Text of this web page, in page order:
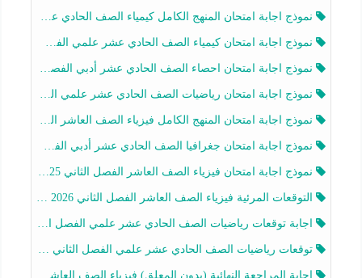
نموذج اجابة امتحان المنهج الكامل كيمياء الصف الحادي عشر علمي الفصل الثاني 2025-2026
نموذج اجابة امتحان كيمياء الصف الحادي عشر علمي الفصل الثاني 2025-2026
نموذج اجابة امتحان احصاء الصف الحادي عشر أدبي الفصل الثاني 2025-2026
نموذج اجابة امتحان رياضيات الصف الحادي عشر علمي الفصل الثاني 2025-2026
نموذج اجابة امتحان المنهج الكامل فيزياء الصف العاشر الفصل الثاني 2025-2026
نموذج اجابة امتحان جغرافيا الصف الحادي عشر أدبي الفصل الثاني 2025-2026
نموذج اجابة امتحان فيزياء الصف العاشر الفصل الثاني 2025-2026
التوقعات المرئية فيزياء الصف العاشر الفصل الثاني 2026 أ هيثم الليثي
اجابة توقعات رياضيات الصف الحادي عشر علمي الفصل الثاني 2025-2026 أ عمرو فايز
توقعات رياضيات الصف الحادي عشر علمي الفصل الثاني 2025-2026 أ عمرو فايز
اجابة المراجعة النهائية (بدون المعلق) فيزياء الصف العاشر الفصل الثاني أ أحمد نبيه